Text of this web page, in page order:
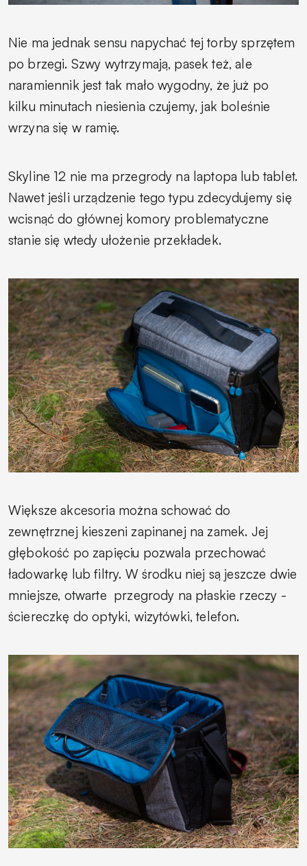
Nie ma jednak sensu napychać tej torby sprzętem
po brzegi. Szwy wytrzymają, pasek też, ale
naramiennik jest tak mało wygodny, że już po
kilku minutach niesienia czujemy, jak boleśnie
wrzyna się w ramię.
Skyline 12 nie ma przegrody na laptopa lub tablet.
Nawet jeśli urządzenie tego typu zdecydujemy się
wcisnąć do głównej komory problematyczne
stanie się wtedy ułożenie przekładek.
Większe akcesoria można schować do
zewnętrznej kieszeni zapinanej na zamek. Jej
głębokość po zapięciu pozwala przechować
ładowarkę lub filtry. W środku niej są jeszcze dwie
mniejsze, otwarte przegrody na płaskie rzeczy -
ściereczkę do optyki, wizytówki, telefon.